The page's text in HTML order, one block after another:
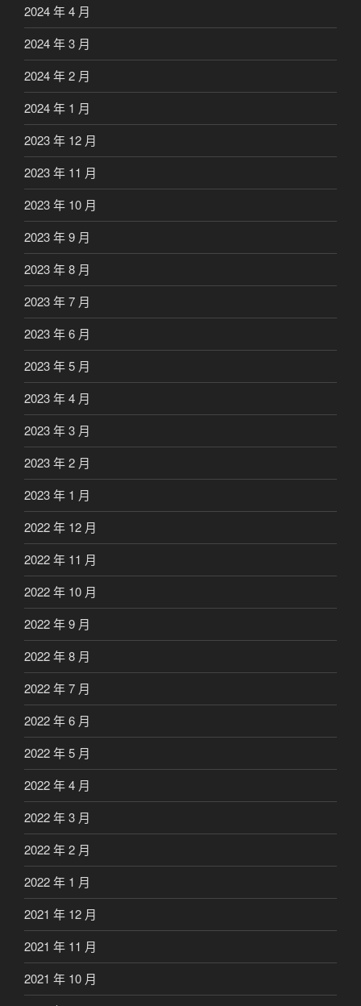
2024 年 4 月
2024 年 3 月
2024 年 2 月
2024 年 1 月
2023 年 12 月
2023 年 11 月
2023 年 10 月
2023 年 9 月
2023 年 8 月
2023 年 7 月
2023 年 6 月
2023 年 5 月
2023 年 4 月
2023 年 3 月
2023 年 2 月
2023 年 1 月
2022 年 12 月
2022 年 11 月
2022 年 10 月
2022 年 9 月
2022 年 8 月
2022 年 7 月
2022 年 6 月
2022 年 5 月
2022 年 4 月
2022 年 3 月
2022 年 2 月
2022 年 1 月
2021 年 12 月
2021 年 11 月
2021 年 10 月